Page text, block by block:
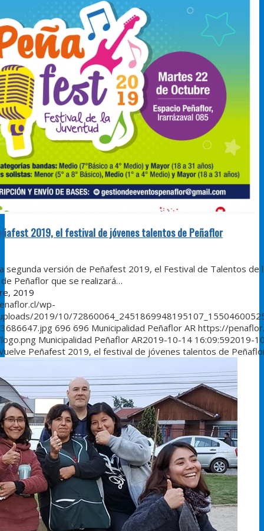
2019, el festival de jóvenes talentos de Peñaflor
segunda versión de Peñafest 2019, el Festival de Talentos de
de Peñaflor que se realizará…
2019
wp-
2019/10/
696 696 Municipalidad Peñaflor AR https://
Municipalidad Peñaflor AR2019-10-14 16:09:592019-
Peñafest 2019, el festival de jóvenes talentos de